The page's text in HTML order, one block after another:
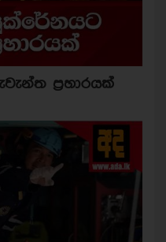
ප්‍රහාරයක්